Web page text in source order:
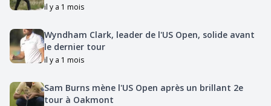
il y a 1 mois
Wyndham Clark, leader de l'US Open, solide avant
le dernier tour
il y a 1 mois
Sam Burns mène l'US Open après un brillant 2e
tour à Oakmont